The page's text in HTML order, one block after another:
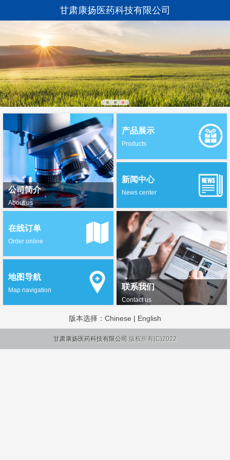
甘肃康扬医药科技有限公司
公司简介
About us
产品展示
Products
新闻中心
News center
联系我们
Contact us
在线订单
Order online
地图导航
Map navigation
版本选择： Chinese | English
甘肃康扬医药科技有限公司 版权所有(C)2022